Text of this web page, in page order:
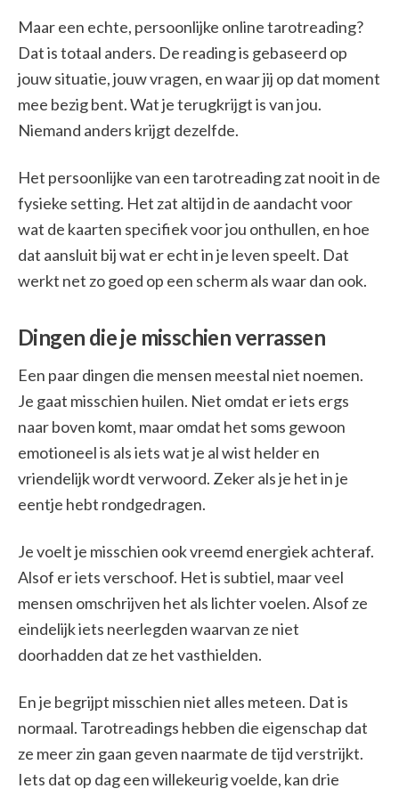
Maar een echte, persoonlijke online tarotreading?
Dat is totaal anders. De reading is gebaseerd op
jouw situatie, jouw vragen, en waar jij op dat moment
mee bezig bent. Wat je terugkrijgt is van jou.
Niemand anders krijgt dezelfde.
Het persoonlijke van een tarotreading zat nooit in de
fysieke setting. Het zat altijd in de aandacht voor
wat de kaarten specifiek voor jou onthullen, en hoe
dat aansluit bij wat er echt in je leven speelt. Dat
werkt net zo goed op een scherm als waar dan ook.
Dingen die je misschien verrassen
Een paar dingen die mensen meestal niet noemen.
Je gaat misschien huilen. Niet omdat er iets ergs
naar boven komt, maar omdat het soms gewoon
emotioneel is als iets wat je al wist helder en
vriendelijk wordt verwoord. Zeker als je het in je
eentje hebt rondgedragen.
Je voelt je misschien ook vreemd energiek achteraf.
Alsof er iets verschoof. Het is subtiel, maar veel
mensen omschrijven het als lichter voelen. Alsof ze
eindelijk iets neerlegden waarvan ze niet
doorhadden dat ze het vasthielden.
En je begrijpt misschien niet alles meteen. Dat is
normaal. Tarotreadings hebben die eigenschap dat
ze meer zin gaan geven naarmate de tijd verstrijkt.
Iets dat op dag een willekeurig voelde, kan drie